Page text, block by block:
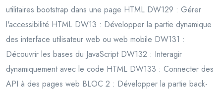
utilitaires bootstrap dans une page HTML DW129 : Gérer
l'accessibilité HTML DW13 : Développer la partie dynamique
des interface utilisateur web ou web mobile DW131 :
Découvrir les bases du JavaScript DW132 : Interagir
dynamiquement avec le code HTML DW133 : Connecter des
API à des pages web BLOC 2 : Développer la partie back-